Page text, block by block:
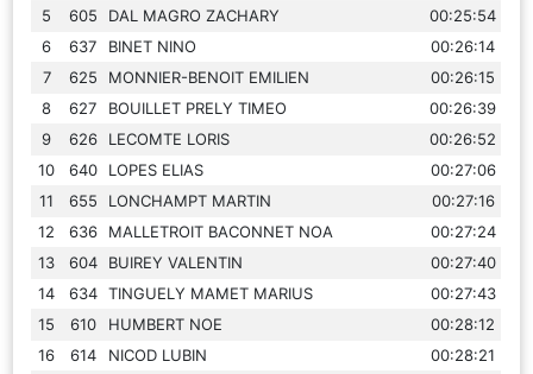
5
605 DAL MAGRO ZACHARY
00:25:54
6
637 BINET NINO
00:26:14
7
625 MONNIER-BENOIT EMILIEN
00:26:15
8
627 BOUILLET PRELY TIMEO
00:26:39
9
626 LECOMTE LORIS
00:26:52
10
640 LOPES ELIAS
00:27:06
11
655 LONCHAMPT MARTIN
00:27:16
12
636 MALLETROIT BACONNET NOA
00:27:24
13
604 BUIREY VALENTIN
00:27:40
14
634 TINGUELY MAMET MARIUS
00:27:43
15
610 HUMBERT NOE
00:28:12
16
614 NICOD LUBIN
00:28:21